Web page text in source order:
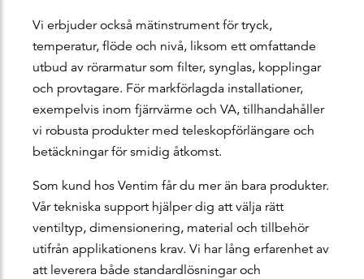
Vi erbjuder också mätinstrument för tryck,
temperatur, flöde och nivå, liksom ett omfattande
utbud av rörarmatur som filter, synglas, kopplingar
och provtagare. För markförlagda installationer,
exempelvis inom fjärrvärme och VA, tillhandahåller
vi robusta produkter med teleskopförlängare och
betäckningar för smidig åtkomst.
Som kund hos Ventim får du mer än bara produkter.
Vår tekniska support hjälper dig att välja rätt
ventiltyp, dimensionering, material och tillbehör
utifrån applikationens krav. Vi har lång erfarenhet av
att leverera både standardlösningar och